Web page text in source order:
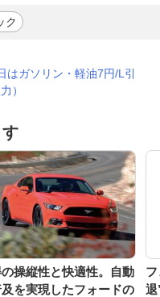
ク
はガソリン・軽油7円/L引
）
操縦性と快適性。自動
を実現したフォードの
退